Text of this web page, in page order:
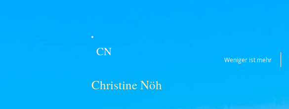
Weniger ist mehr
CN
Christine Nöh